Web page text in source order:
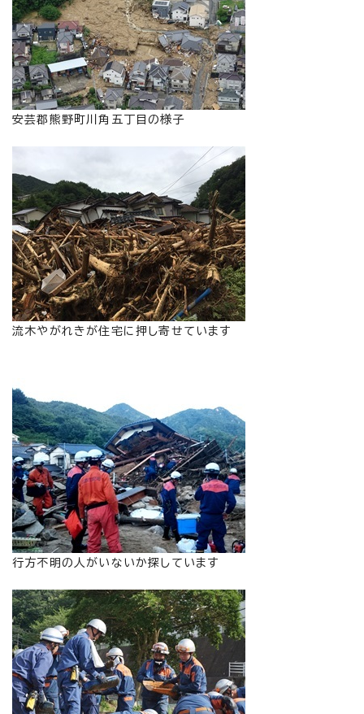
安芸郡熊野町川角五丁目の様子
流木やがれきが住宅に押し寄せています
行方不明の人がいないか探しています